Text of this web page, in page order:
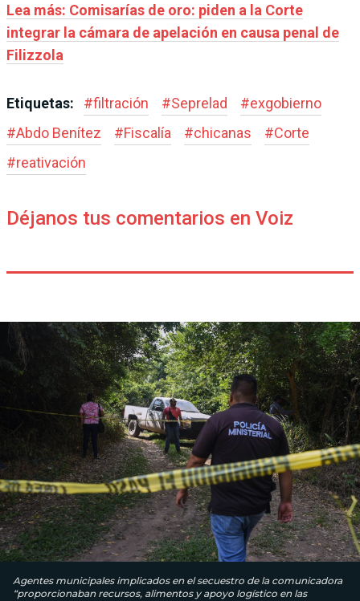
Lea más: Comisarías de oro: piden a la Corte
integrar la cámara de apelación en causa penal de
Filizzola
Etiquetas: #filtración #Seprelad #exgobierno
#Abdo Benítez #Fiscalía #chicanas #Corte
#reativación
Déjanos tus comentarios en Voiz
Agentes municipales implicados en el secuestro de la comunicadora
“proporcionaban recursos, alimentos y apoyo logístico en las